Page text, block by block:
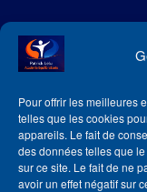
Pour offrir les meilleures
telles que les cookies
appareils. Le fait de
des données telles que
sur ce site. Le fait de ne
avoir un effet négatif sur
Suivez l’Académie